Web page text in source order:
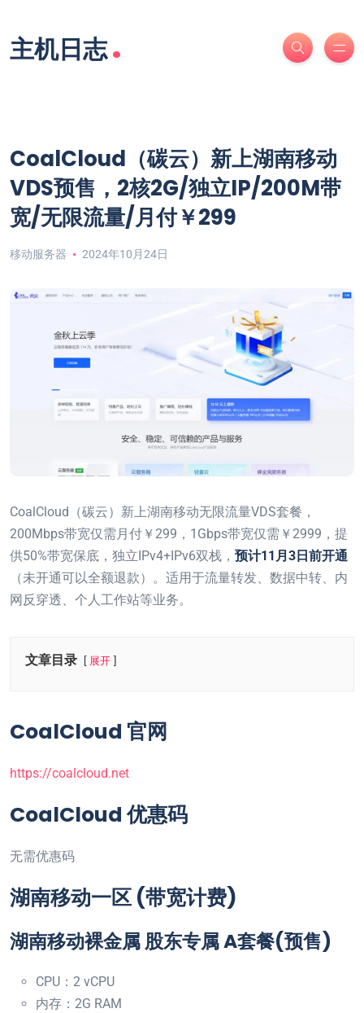
主机日志.
CoalCloud（碳云）新上湖南移动
VDS预售，2核2G/独立IP/200M带
宽/无限流量/月付￥299
移动服务器 2024年10月24日
CoalCloud（碳云）新上湖南移动无限流量VDS套餐，
200Mbps带宽仅需月付￥299，1Gbps带宽仅需￥2999，提
供50%带宽保底，独立IPv4+IPv6双栈， 预计11月3日前开通
（未开通可以全额退款）。适用于流量转发、数据中转、内
网反穿透、个人工作站等业务。
文章目录 展开
CoalCloud 官网
https://coalcloud.net
CoalCloud 优惠码
无需优惠码
湖南移动一区 (带宽计费)
湖南移动裸金属 股东专属 A套餐(预售)
CPU：2 vCPU
内存：2G RAM